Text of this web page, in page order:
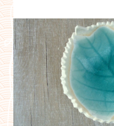
a propos
boutiques de
contact
politique de